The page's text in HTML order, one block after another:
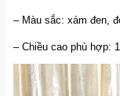
– Màu sắc: xám đen,
– Chiều cao phù hợp: